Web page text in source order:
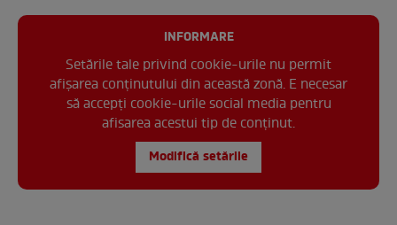
INFORMARE
Setările tale privind cookie-urile nu permit
afișarea conținutului din această zonă. E necesar
să accepți cookie-urile social media pentru
afisarea acestui tip de conținut.
Modifică setările